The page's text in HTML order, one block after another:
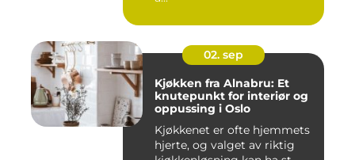
02. sep
Kjøkken fra Alnabru: Et
knutepunkt for interiør og
oppussing i Oslo
Kjøkkenet er ofte hjemmets
hjerte, og valget av riktig